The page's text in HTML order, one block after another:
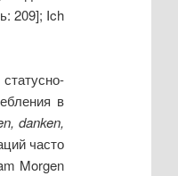
209]; Ich
в
,danken,
часто
Morgen